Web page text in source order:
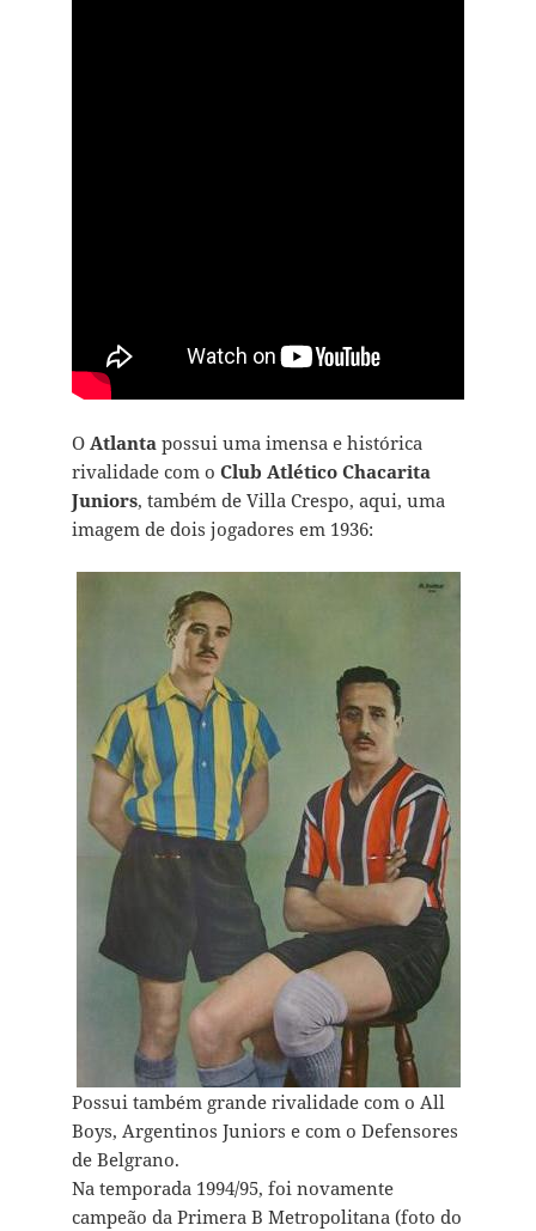
O Atlantapossui uma imensa e histórica
rivalidade com o Club Atlético Chacarita
Juniors, também de Villa Crespo, aqui, uma
imagem de dois jogadores em 1936:
Possui também grande rivalidade com o All
Boys, Argentinos Juniors e com o Defensores
de Belgrano.
Na temporada 1994/95, foi novamente
campeão da Primera B Metropolitana (foto do